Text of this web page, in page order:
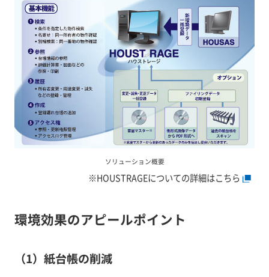
ソリューション概要
※HOUSTRAGEについての詳細はこちら
環境効果のアピールポイント
（1）紙台帳の削減